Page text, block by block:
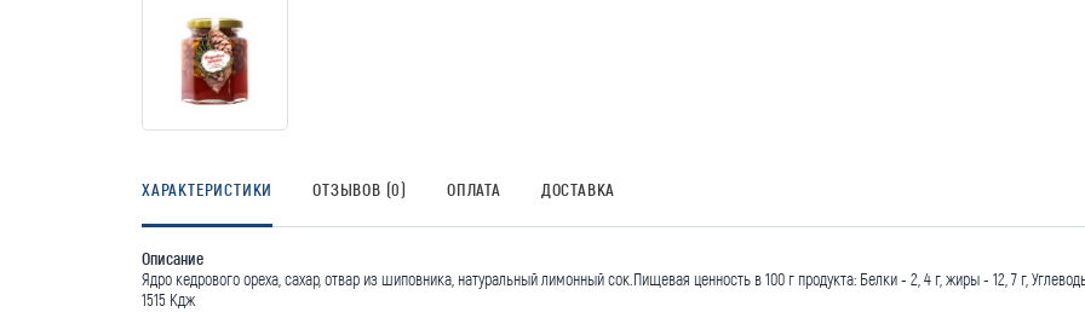
ХАРАКТЕРИСТИКИ ОТЗЫВОВ (0) ОПЛАТА ДОСТАВКА
Описание
Ядро кедрового ореха, сахар, отвар из шиповника, натуральный лимонный сок.Пищевая ценность в 100 г продукта: Белки - 2, 4 г, жиры - 12, 7 г,
1515 Кдж